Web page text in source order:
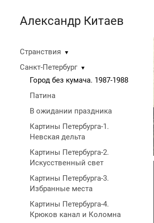
Александр Китаев
Странствия ▼
Санкт-Петербург ▼
Город без кумача. 1987-1988
Патина
В ожидании праздника
Картины Петербурга-1.
Невская дельта
Картины Петербурга-2.
Искусственный свет
Картины Петербурга-3.
Избранные места
Картины Петербурга-4.
Крюков канал и Коломна